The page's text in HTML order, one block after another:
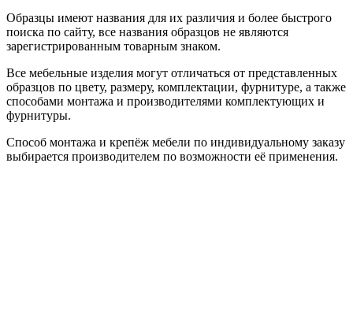
Образцы имеют названия для их различия и более быстрого
поиска по сайту, все названия образцов не являются
зарегистрированным товарным знаком.
Все мебельные изделия могут отличаться от представленных
образцов по цвету, размеру, комплектации, фурнитуре, а также
способами монтажа и производителями комплектующих и
фурнитуры.
Способ монтажа и крепёж мебели по индивидуальному заказу
выбирается производителем по возможности её применения.